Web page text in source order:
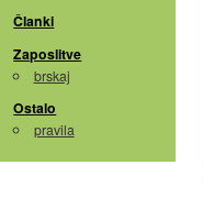
Članki
Zaposlitve
brskaj
Ostalo
pravila